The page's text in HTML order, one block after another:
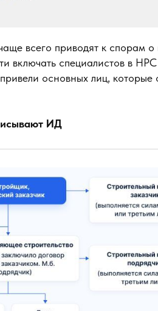
всего приводят к спорам о
включать специалистов в
основных лиц,
ИД